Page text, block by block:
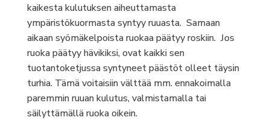
kaikesta kulutuksen aiheuttamasta
ympäristökuormasta syntyy ruuasta. Samaan
aikaan syömäkelpoista ruokaa päätyy roskiin. Jos
ruoka päätyy hävikiksi, ovat kaikki sen
tuotantoketjussa syntyneet päästöt olleet täysin
turhia. Tämä voitaisiin välttää mm. ennakoimalla
paremmin ruuan kulutus, valmistamalla tai
säilyttämällä ruoka oikein.